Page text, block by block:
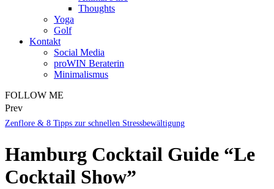
Thoughts
Yoga
Golf
Kontakt
Social Media
proWIN Beraterin
Minimalismus
FOLLOW ME
Prev
Zenflore & 8 Tipps zur schnellen Stressbewältigung
Hamburg Cocktail Guide “Le
Cocktail Show”